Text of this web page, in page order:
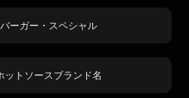
バーガー・スペシャル
ットソースブランド名